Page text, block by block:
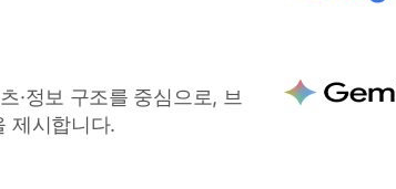
·정보 구조를 중심으로, 브
제시합니다.